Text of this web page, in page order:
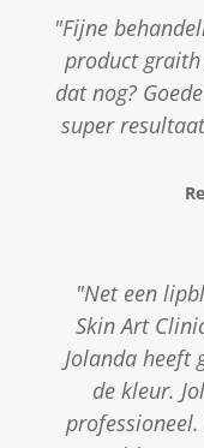
"Fijne
product graith
dat nog?
super
"Net een
Skin Art
Jolanda heeft
de kleur.
professioneel.